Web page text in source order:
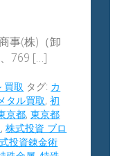
事(株)（卸
769 […]
買取 タグ: カ
タル買取,初
京都,東京都
,株式投資 ブロ
投資錬金術